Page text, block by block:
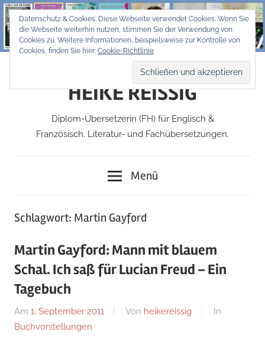
Zum
Inhalt
springen
HEIKE REISSIG
Diplom-Übersetzerin (FH) für Englisch &
Französisch. Literatur- und Fachübersetzungen.
Menü
Schlagwort: Martin Gayford
Martin Gayford: Mann mit blauem
Schal. Ich saß für Lucian Freud – Ein
Tagebuch
Am 1. September 2011 Von heikereissig
In
Buchvorstellungen
Datenschutz & Cookies: Diese Webseite verwendet Cookies. Wenn Sie
die Webseite weiterhin nutzen, stimmen Sie der Verwendung von
Cookies zu. Weitere Informationen, beispielsweise zur Kontrolle von
Cookies, finden Sie hier: Cookie-Richtlinie